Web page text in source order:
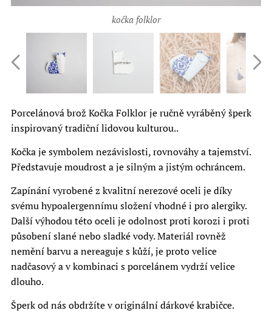
kočka folklor
Porcelánová brož Kočka Folklor je ručně vyráběný šperk
inspirovaný tradiční lidovou kulturou..
Kočka je symbolem nezávislosti, rovnováhy a tajemství.
Představuje moudrost a je silným a jistým ochráncem.
Zapínání vyrobené z kvalitní nerezové oceli je díky
svému hypoalergennímu složení vhodné i pro alergiky.
Další výhodou této oceli je odolnost proti korozi i proti
působení slané nebo sladké vody. Materiál rovněž
nemění barvu a nereaguje s kůží, je proto velice
nadčasový a v kombinaci s porcelánem vydrží velice
dlouho.
Šperk od nás obdržíte v originální dárkové krabičce.